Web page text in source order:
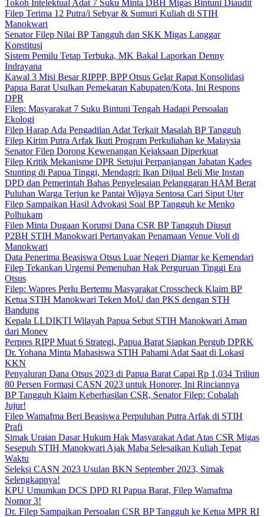
Tokoh Intelektual Adat 7 Suku Minta DBH Migas Bintuni Diaudit
Filep Terima 12 Putra/i Sebyar & Sumuri Kuliah di STIH
Manokwari
Senator Filep Nilai BP Tangguh dan SKK Migas Langgar
Konstitusi
Sistem Pemilu Tetap Terbuka, MK Bakal Laporkan Denny
Indrayana
Kawal 3 Misi Besar RIPPP, BPP Otsus Gelar Rapat Konsolidasi
Papua Barat Usulkan Pemekaran Kabupaten/Kota, Ini Respons
DPR
Filep: Masyarakat 7 Suku Bintuni Tengah Hadapi Persoalan
Ekologi
Filep Harap Ada Pengadilan Adat Terkait Masalah BP Tangguh
Filep Kirim Putra Arfak Ikuti Program Perkuliahan ke Malaysia
Senator Filep Dorong Kewenangan Kejaksaan Diperkuat
Filep Kritik Mekanisme DPR Setujui Perpanjangan Jabatan Kades
Stunting di Papua Tinggi, Mendagri: Ikan Dijual Beli Mie Instan
DPD dan Pemerintah Bahas Penyelesaian Pelanggaran HAM Berat
Puluhan Warga Terjun ke Pantai Wijaya Sentosa Cari Siput Uter
Filep Sampaikan Hasil Advokasi Soal BP Tangguh ke Menko
Polhukam
Filep Minta Dugaan Korupsi Dana CSR BP Tangguh Diusut
P2BH STIH Manokwari Pertanyakan Penamaan Venue Voli di
Manokwari
Data Penerima Beasiswa Otsus Luar Negeri Diantar ke Kemendari
Filep Tekankan Urgensi Pemenuhan Hak Perguruan Tinggi Era
Otsus
Filep: Wapres Perlu Bertemu Masyarakat Crosscheck Klaim BP
Ketua STIH Manokwari Teken MoU dan PKS dengan STH
Bandung
Kepala LLDIKTI Wilayah Papua Sebut STIH Manokwari Aman
dari Monev
Perpres RIPP Muat 6 Strategi, Papua Barat Siapkan Pergub DPRK
Dr. Yohana Minta Mahasiswa STIH Pahami Adat Saat di Lokasi
KKN
Penyaluran Dana Otsus 2023 di Papua Barat Capai Rp 1,034 Triliun
80 Persen Formasi CASN 2023 untuk Honorer, Ini Rinciannya
BP Tangguh Klaim Keberhasilan CSR, Senator Filep: Cobalah
Jujur!
Filep Wamafma Beri Beasiswa Perpuluhan Putra Arfak di STIH
Prafi
Simak Uraian Dasar Hukum Hak Masyarakat Adat Atas CSR Migas
Sesepuh STIH Manokwari Ajak Maba Selesaikan Kuliah Tepat
Waktu
Seleksi CASN 2023 Usulan BKN September 2023, Simak
Selengkapnya!
KPU Umumkan DCS DPD RI Papua Barat, Filep Wamafma
Nomor 3!
Dr. Filep Sampaikan Persoalan CSR BP Tangguh ke Ketua MPR RI